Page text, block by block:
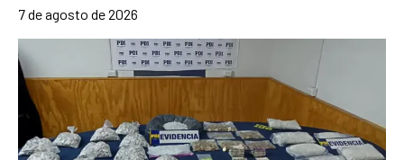
7 de agosto de 2026